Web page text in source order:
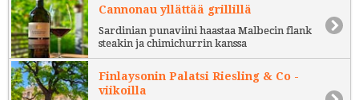
Cannonau yllättää grillillä
Sardinian punaviini haastaa Malbecin flank
steakin ja chimichurrin kanssa
Finlaysonin Palatsi Riesling & Co -
viikoilla